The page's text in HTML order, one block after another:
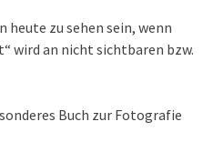
heute zu sehen sein, wenn
wird an nicht sichtbaren bzw.
Buch zur Fotografie